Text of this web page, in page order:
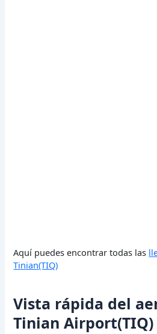
Aquí puedes encontrar todas las
Tinian(TIQ)
Vista rápida del
Tinian Airport(TIQ)